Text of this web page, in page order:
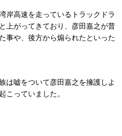
岸高速を走っているトラックドラ
上がってきており、彦田嘉之が普
事や、後方から煽られたといった
は嘘をついて彦田嘉之を擁護しよ
こっていました。